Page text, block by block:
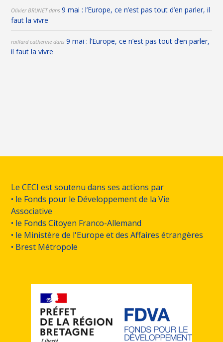
Olivier BRUNETdans9 mai : l’Europe, ce n’est pas tout d’en parler, il
faut la vivre
raillard catherine dans9 mai : l’Europe, ce n’est pas tout d’en parler,
il faut la vivre
Le CECI est soutenu dans ses actions par
• le Fonds pour le Développement de la Vie
Associative
• le Fonds Citoyen Franco-Allemand
• le Ministère de l'Europe et des Affaires étrangères
• Brest Métropole